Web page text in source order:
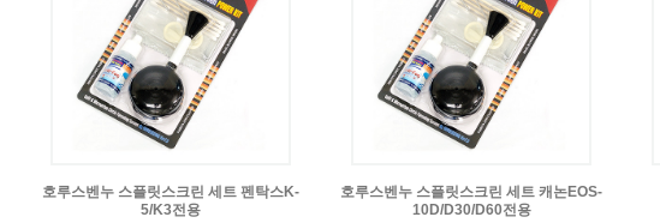
호루스벤누 스플릿스크린 세트 펜탁스K-
5/K3전용
호루스벤누 스플릿스크린 세트 캐논EOS-
10D/D30/D60전용